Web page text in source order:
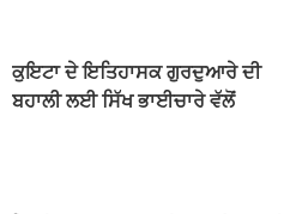
ਕੁਇਟਾ ਦੇ ਇਤਿਹਾਸਕ ਗੁਰਦੁਆਰੇ ਦੀ
ਬਹਾਲੀ ਲਈ ਸਿੱਖ ਭਾਈਚਾਰੇ ਵੱਲੋਂ